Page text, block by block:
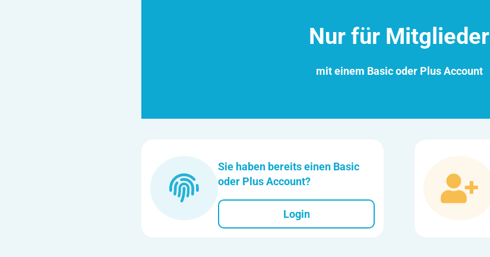
Nur für Mitglieder
mit einem Basic oder Plus Account
Sie haben bereits einen Basic
oder Plus Account?
Login